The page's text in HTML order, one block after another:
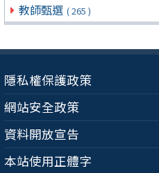
教師甄選 ( 265 )
隱私權保護政策
網站安全政策
資料開放宣告
本站使用正體字